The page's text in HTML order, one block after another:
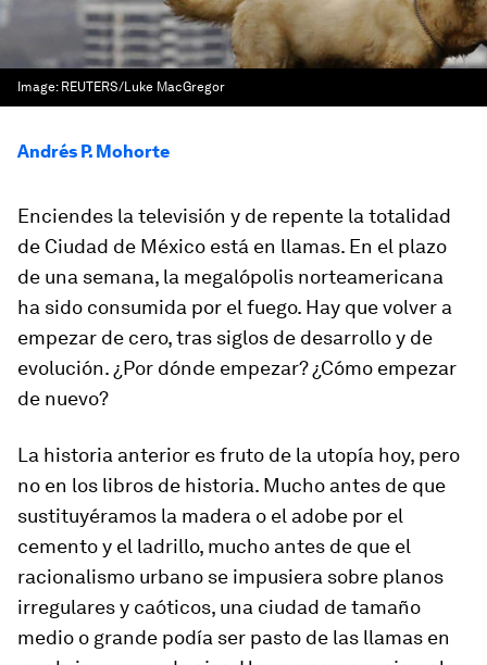
Image: REUTERS/Luke MacGregor
Andrés P. Mohorte
Enciendes la televisión y de repente la totalidad
de Ciudad de México está en llamas. En el plazo
de una semana, la megalópolis norteamericana
ha sido consumida por el fuego. Hay que volver a
empezar de cero, tras siglos de desarrollo y de
evolución. ¿Por dónde empezar? ¿Cómo empezar
de nuevo?
La historia anterior es fruto de la utopía hoy, pero
no en los libros de historia. Mucho antes de que
sustituyéramos la madera o el adobe por el
cemento y el ladrillo, mucho antes de que el
racionalismo urbano se impusiera sobre planos
irregulares y caóticos, una ciudad de tamaño
medio o grande podía ser pasto de las llamas en